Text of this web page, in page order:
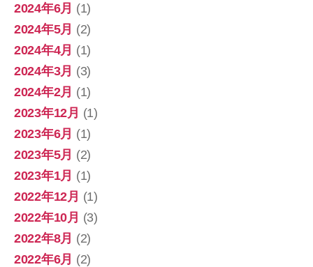
2024年6月 (1)
2024年5月 (2)
2024年4月 (1)
2024年3月 (3)
2024年2月 (1)
2023年12月 (1)
2023年6月 (1)
2023年5月 (2)
2023年1月 (1)
2022年12月 (1)
2022年10月 (3)
2022年8月 (2)
2022年6月 (2)